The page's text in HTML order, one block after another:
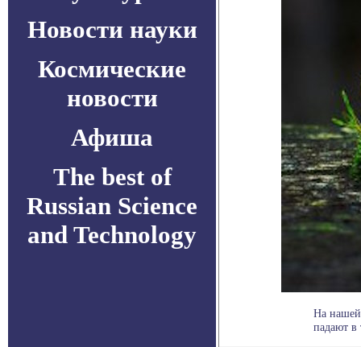
Новости науки
Космические
новости
Афиша
The best of
Russian Science
and Technology
На нашей
падают в